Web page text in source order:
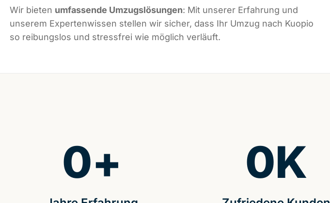
Wir bieten umfassende Umzugslösungen: Mit unserer Erfahrung und
unserem Expertenwissen stellen wir sicher, dass Ihr Umzug nach Kuopio
so reibungslos und stressfrei wie möglich verläuft.
0+ 0K